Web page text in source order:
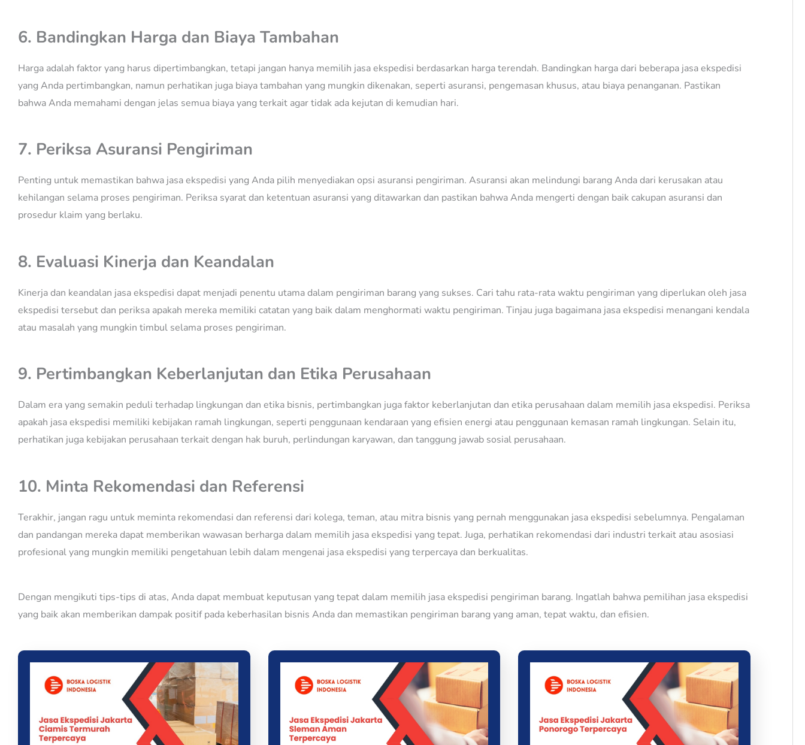
6. Bandingkan Harga dan Biaya Tambahan
Harga adalah faktor yang harus dipertimbangkan, tetapi jangan hanya memilih jasa ekspedisi berdasarkan harga terendah. Bandingkan harga dari beberapa jasa ekspedisi
yang Anda pertimbangkan, namun perhatikan juga biaya tambahan yang mungkin dikenakan, seperti asuransi, pengemasan khusus, atau biaya penanganan. Pastikan
bahwa Anda memahami dengan jelas semua biaya yang terkait agar tidak ada kejutan di kemudian hari.
7. Periksa Asuransi Pengiriman
Penting untuk memastikan bahwa jasa ekspedisi yang Anda pilih menyediakan opsi asuransi pengiriman. Asuransi akan melindungi barang Anda dari kerusakan atau
kehilangan selama proses pengiriman. Periksa syarat dan ketentuan asuransi yang ditawarkan dan pastikan bahwa Anda mengerti dengan baik cakupan asuransi dan
prosedur klaim yang berlaku.
8. Evaluasi Kinerja dan Keandalan
Kinerja dan keandalan jasa ekspedisi dapat menjadi penentu utama dalam pengiriman barang yang sukses. Cari tahu rata-rata waktu pengiriman yang diperlukan oleh jasa
ekspedisi tersebut dan periksa apakah mereka memiliki catatan yang baik dalam menghormati waktu pengiriman. Tinjau juga bagaimana jasa ekspedisi menangani kendala
atau masalah yang mungkin timbul selama proses pengiriman.
9. Pertimbangkan Keberlanjutan dan Etika Perusahaan
Dalam era yang semakin peduli terhadap lingkungan dan etika bisnis, pertimbangkan juga faktor keberlanjutan dan etika perusahaan dalam memilih jasa ekspedisi. Periksa
apakah jasa ekspedisi memiliki kebijakan ramah lingkungan, seperti penggunaan kendaraan yang efisien energi atau penggunaan kemasan ramah lingkungan. Selain itu,
perhatikan juga kebijakan perusahaan terkait dengan hak buruh, perlindungan karyawan, dan tanggung jawab sosial perusahaan.
10. Minta Rekomendasi dan Referensi
Terakhir, jangan ragu untuk meminta rekomendasi dan referensi dari kolega, teman, atau mitra bisnis yang pernah menggunakan jasa ekspedisi sebelumnya. Pengalaman
dan pandangan mereka dapat memberikan wawasan berharga dalam memilih jasa ekspedisi yang tepat. Juga, perhatikan rekomendasi dari industri terkait atau asosiasi
profesional yang mungkin memiliki pengetahuan lebih dalam mengenai jasa ekspedisi yang terpercaya dan berkualitas.
Dengan mengikuti tips-tips di atas, Anda dapat membuat keputusan yang tepat dalam memilih jasa ekspedisi pengiriman barang. Ingatlah bahwa pemilihan jasa ekspedisi
yang baik akan memberikan dampak positif pada keberhasilan bisnis Anda dan memastikan pengiriman barang yang aman, tepat waktu, dan efisien.